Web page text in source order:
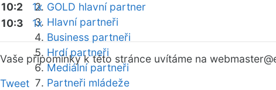
GOLD hlavní partner
Hlavní partneři
Business partneři
Hrdí partneři
Mediální partneři
Partneři mládeže
10:2
1x
10:3
1x
Vaše připomínky k této stránce uvítáme na webmaster
Tweet